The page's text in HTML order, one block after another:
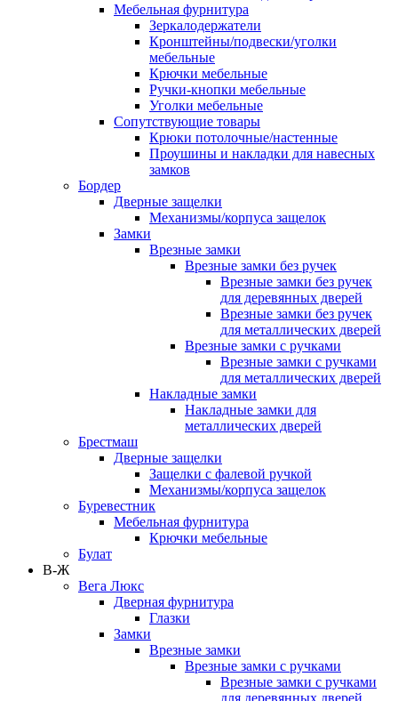
Мебельная фурнитура
Зеркалодержатели
Кронштейны/подвески/уголки
мебельные
Крючки мебельные
Ручки-кнопки мебельные
Уголки мебельные
Сопутствующие товары
Крюки потолочные/настенные
Проушины и накладки для навесных
замков
Бордер
Дверные защелки
Механизмы/корпуса защелок
Замки
Врезные замки
Врезные замки без ручек
Врезные замки без ручек
для деревянных дверей
Врезные замки без ручек
для металлических дверей
Врезные замки с ручками
Врезные замки с ручками
для металлических дверей
Накладные замки
Накладные замки для
металлических дверей
Брестмаш
Дверные защелки
Защелки с фалевой ручкой
Механизмы/корпуса защелок
Буревестник
Мебельная фурнитура
Крючки мебельные
Булат
В-Ж
Вега Люкс
Дверная фурнитура
Глазки
Замки
Врезные замки
Врезные замки с ручками
Врезные замки с ручками